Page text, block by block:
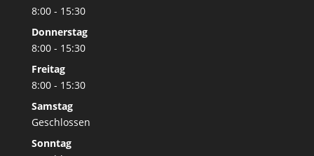
8:00 - 15:30
Donnerstag
8:00 - 15:30
Freitag
8:00 - 15:30
Samstag
Geschlossen
Sonntag